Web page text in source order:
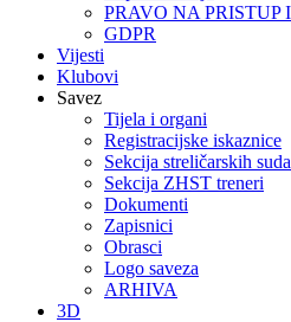
PRAVO NA
GDPR
Vijesti
Klubovi
Savez
Tijela i organi
Registracijske iskaznice
Sekcija streličarskih
Sekcija ZHST treneri
Dokumenti
Zapisnici
Obrasci
Logo saveza
ARHIVA
3D